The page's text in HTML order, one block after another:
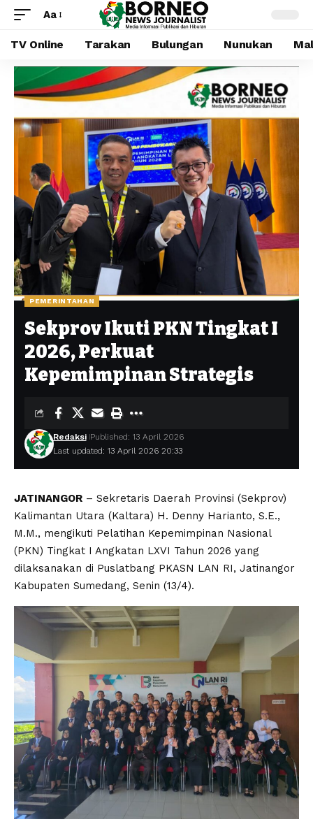
Aa
TV Online Tarakan Bulungan Nunukan
PEMERINTAHAN
Sekprov Ikuti PKN Tingkat I
2026, Perkuat
Kepemimpinan Strategis
Last updated: 13 April 2026 20:33
Redaksi Published: 13 April 2026
JATINANGOR – Sekretaris Daerah Provinsi (Sekprov)
Kalimantan Utara (Kaltara) H. Denny Harianto, S.E.,
M.M., mengikuti Pelatihan Kepemimpinan Nasional
(PKN) Tingkat I Angkatan LXVI Tahun 2026 yang
dilaksanakan di Puslatbang PKASN LAN RI, Jatinangor
Kabupaten Sumedang, Senin (13/4).